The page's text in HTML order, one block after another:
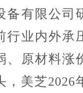
有限公司
行业内外承
、原材料涨
，美芝2026